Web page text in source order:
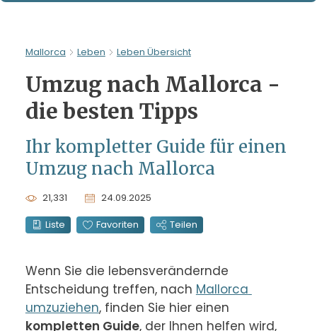
Mallorca Leben Leben Übersicht
Umzug nach Mallorca -
die besten Tipps
Ihr kompletter Guide für einen
Umzug nach Mallorca
21,331
24.09.2025
Liste
Favoriten Teilen
Wenn Sie die lebensverändernde
Entscheidung treffen, nach Mallorca
umzuziehen
kompletten Guide, der Ihnen helfen wird,